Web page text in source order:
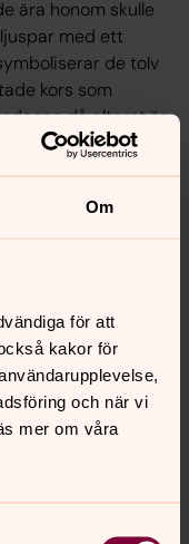
Om
för att
kakor för
och när vi
mer om våra
ära honom skulle
med ett
de tolv
kors som
då altaret är
verk.
syföreningen
till och sytt.
till Jesus-
som nu finns i